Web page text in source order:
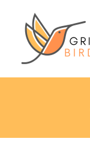
contenido